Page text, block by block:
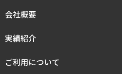
会社概要
実績紹介
ご利用について